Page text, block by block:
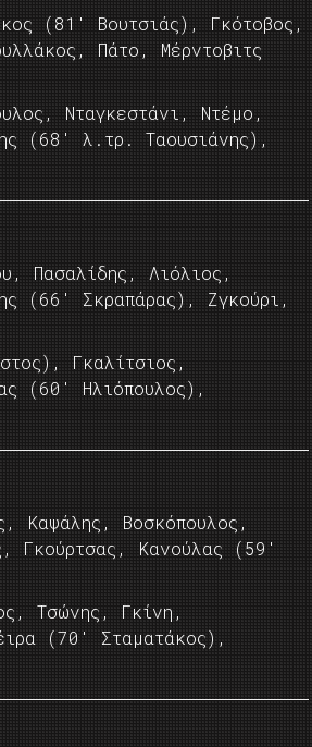
(81′ Βουτσιάς), Γκότοβος,
Πάτο, Μέρντοβιτς
Νταγκεστάνι, Ντέμο,
(68′ λ.τρ. Ταουσιάνης),
Πασαλίδης, Λιόλιος,
(66′ Σκραπάρας), Ζγκούρι,
Γκαλίτσιος,
(60′ Ηλιόπουλος),
Καψάλης, Βοσκόπουλος,
Γκούρτσας, Κανούλας (59′
Τσώνης, Γκίνη,
(70′ Σταματάκος),